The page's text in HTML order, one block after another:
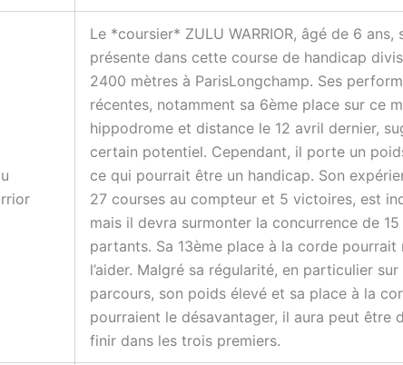
Le *coursier* ZULU WARRIOR, âgé de 6 ans,
présente dans cette course de handicap
2400 mètres à ParisLongchamp. Ses
récentes, notamment sa 6ème place sur ce
hippodrome et distance le 12 avril dernier,
certain potentiel. Cependant, il porte un
ce qui pourrait être un handicap. Son
27 courses au compteur et 5 victoires, est
mais il devra surmonter la concurrence de
partants. Sa 13ème place à la corde pourrait
l’aider. Malgré sa régularité, en particulier sur
parcours, son poids élevé et sa place à la
pourraient le désavantager, il aura peut être
finir dans les trois premiers.